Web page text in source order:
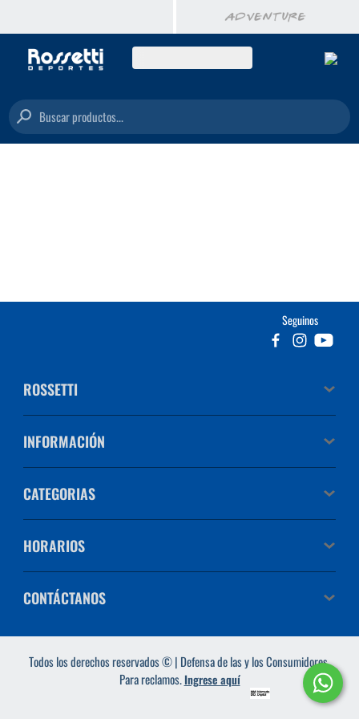
Buscar productos...
Seguinos
ROSSETTI
INFORMACIÓN
CATEGORIAS
HORARIOS
CONTÁCTANOS
Todos los derechos reservados © | Defensa de las y los Consumidores.
Para reclamos.Ingrese aquí